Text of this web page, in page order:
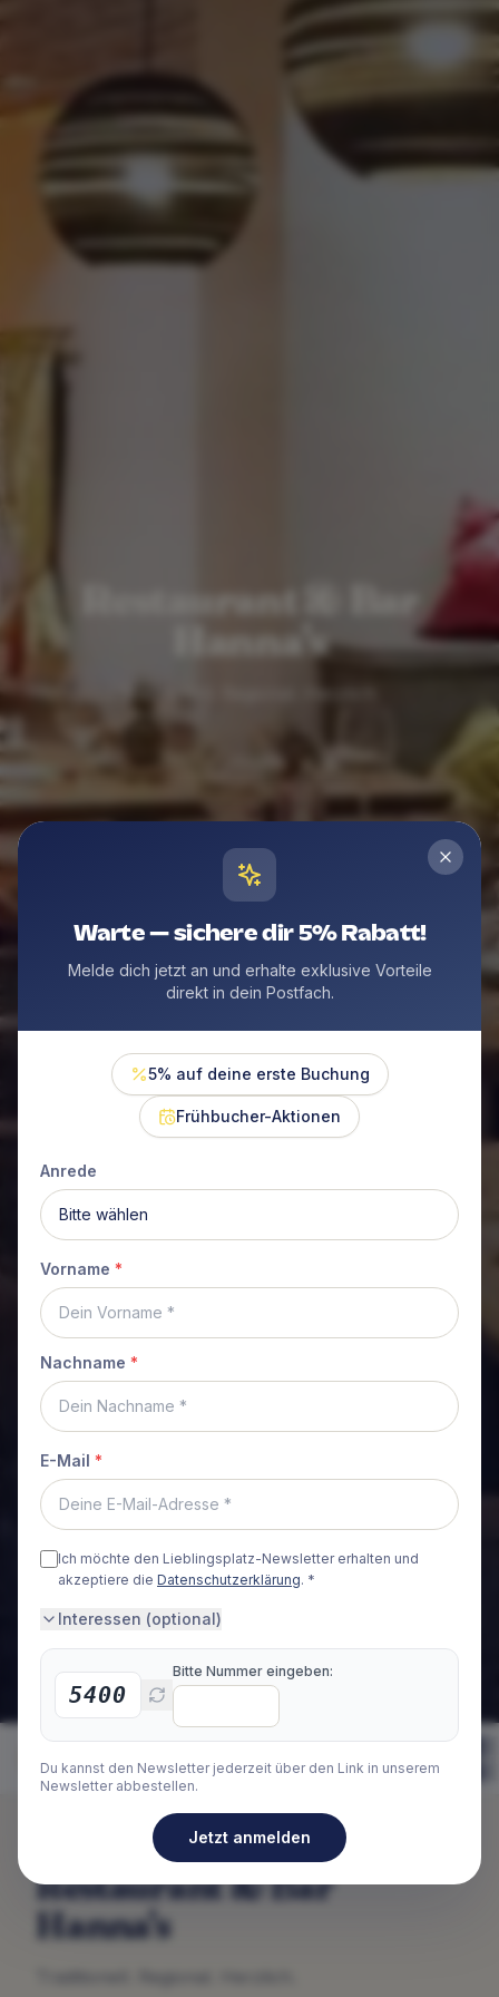
Restaurant & Bar
Hanna's
Traditionell. Regional. Herzlich.
Restaurant & Bar
Hanna's
Warte — sichere dir 5% Rabatt!
Melde dich jetzt an und erhalte exklusive Vorteile
direkt in dein Postfach.
5% auf deine erste Buchung
Frühbucher-Aktionen
Anrede
Vorname *
Nachname *
E-Mail *
Ich möchte den Lieblingsplatz-Newsletter erhalten und
akzeptiere die Datenschutzerklärung. *
Interessen (optional)
5400
Bitte Nummer eingeben:
Du kannst den Newsletter jederzeit über den Link in unserem
Newsletter abbestellen.
Jetzt anmelden